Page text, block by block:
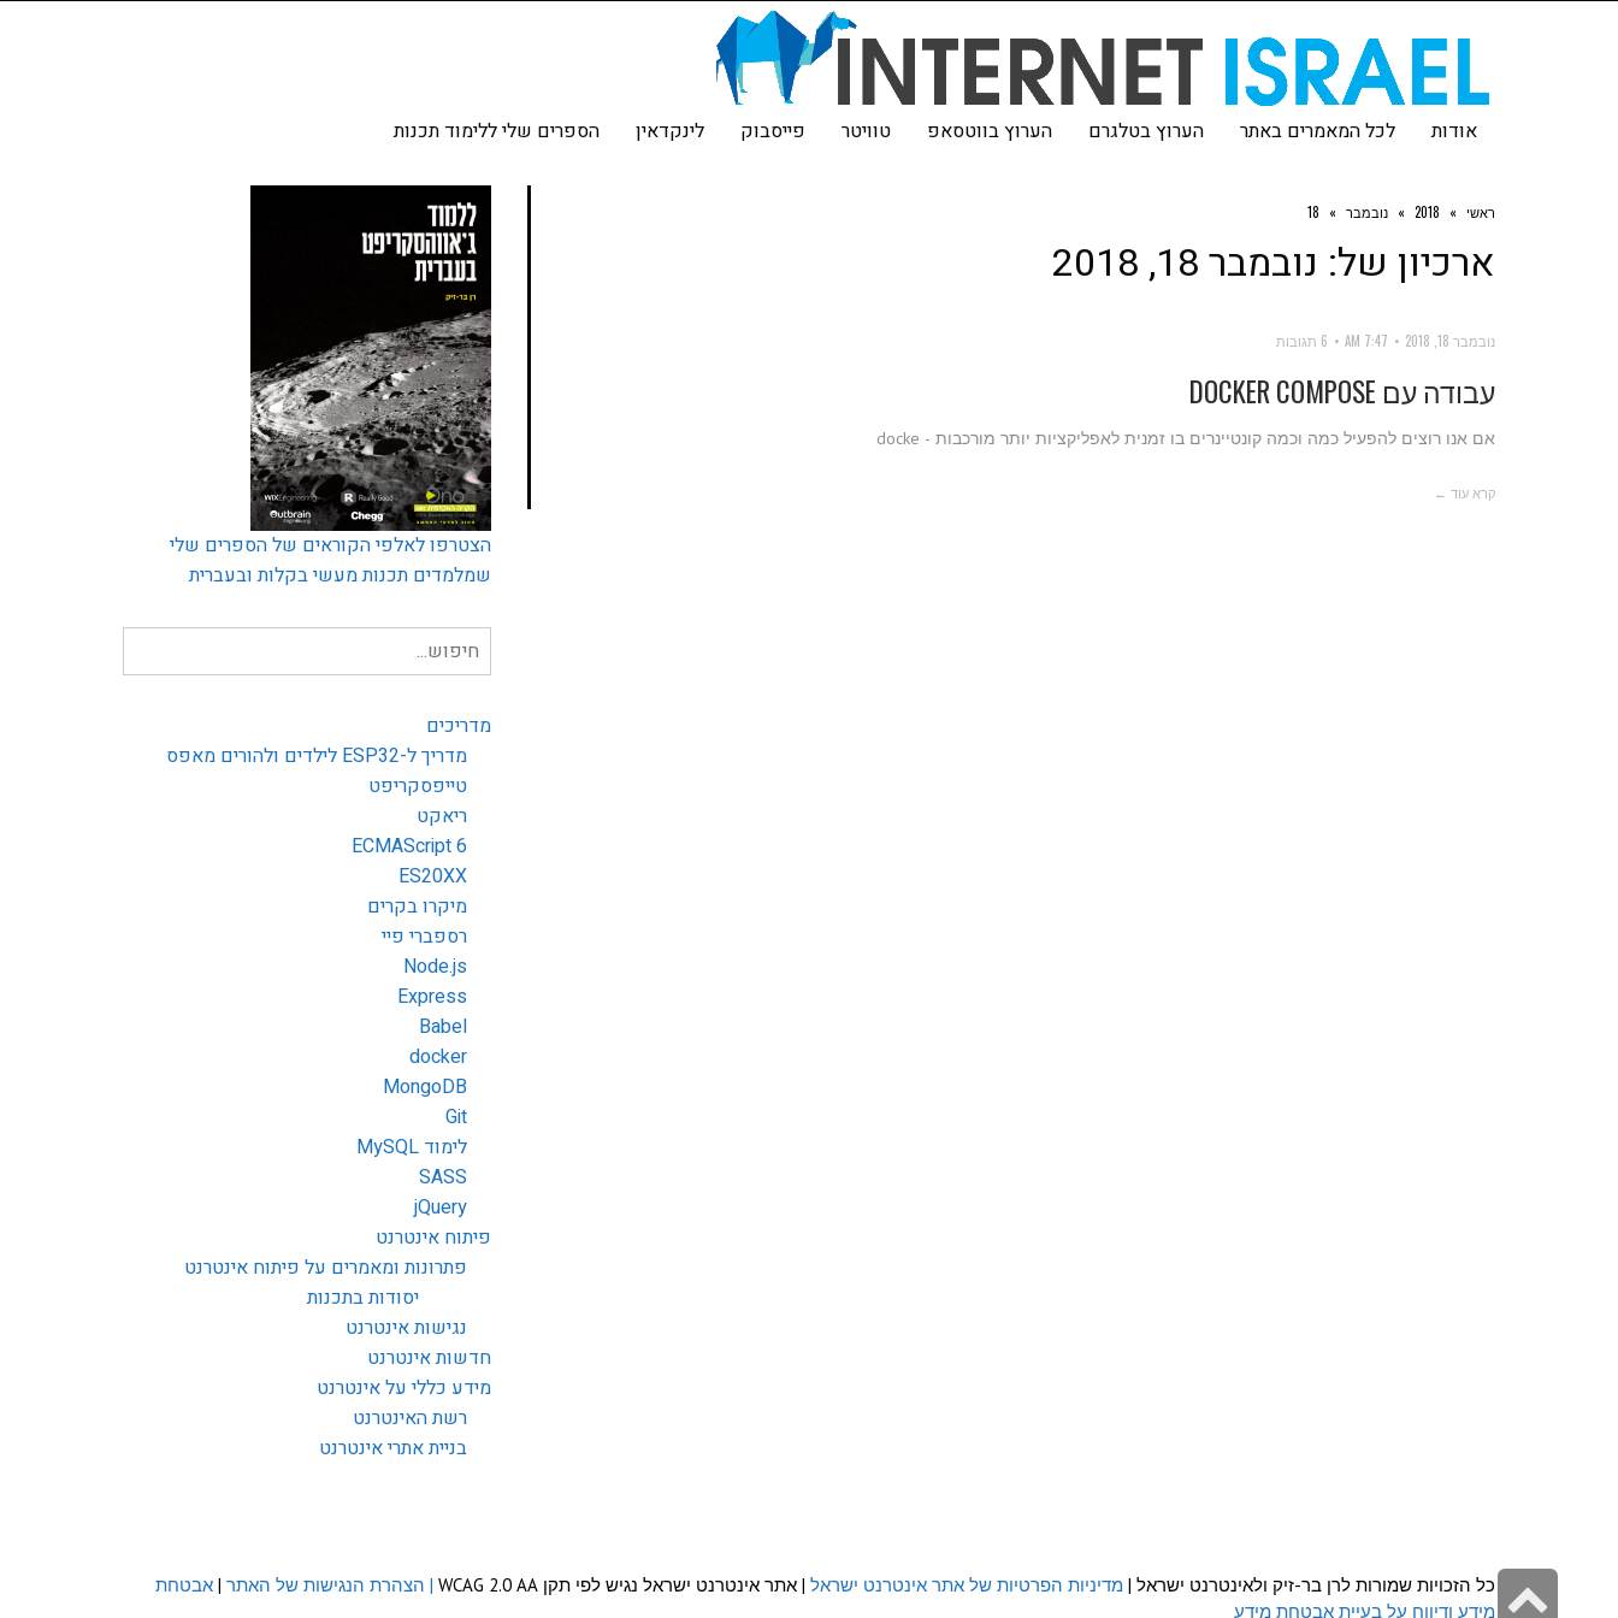
אודות לכל המאמרים באתר הערוץ בטלגרם הערוץ בווטסאפ טוויטר פייסבוק לינקדאין הספרים שלי ללימוד תכנות
ראשי »
2018
» נובמבר »
18
ארכיון של: נובמבר 18, 2018
נובמבר 18, 2018 7:47 AM 6 תגובות
עבודה עם DOCKER COMPOSE
אם אנו רוצים להפעיל כמה וכמה קונטיינרים בו זמנית לאפליקציות יותר מורכבות - docke
קרא עוד ←
הצטרפו לאלפי הקוראים של הספרים שלי
שמלמדים תכנות מעשי בקלות ובעברית
חיפוש
עבור:
מדריכים
מדריך ל-ESP32 לילדים ולהורים מאפס
טייפסקריפט
ריאקט
ECMAScript 6
ES20XX
מיקרו בקרים
רספברי פיי
Node.js
Express
Babel
docker
MongoDB
Git
לימוד MySQL
SASS
jQuery
פיתוח אינטרנט
פתרונות ומאמרים על פיתוח אינטרנט
יסודות בתכנות
נגישות אינטרנט
חדשות אינטרנט
מידע כללי על אינטרנט
רשת האינטרנט
בניית אתרי אינטרנט
כל הזכויות שמורות לרן בר-זיק ולאינטרנט ישראל | מדיניות הפרטיות של אתר אינטרנט ישראל | אתר אינטרנט ישראל נגיש לפי תקן WCAG 2.0 AA | הצהרת הנגישות של האתר | אבטחת
מידע ודיווח על בעיית אבטחת מידע
גלילה